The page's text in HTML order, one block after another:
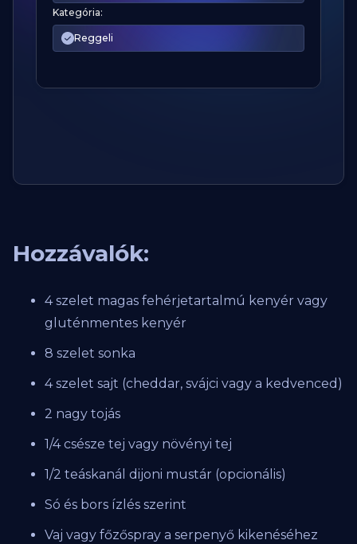
Kategória:
Reggeli
Hozzávalók:
4 szelet magas fehérjetartalmú kenyér vagy
gluténmentes kenyér
8 szelet sonka
4 szelet sajt (cheddar, svájci vagy a kedvenced)
2 nagy tojás
1/4 csésze tej vagy növényi tej
1/2 teáskanál dijoni mustár (opcionális)
Só és bors ízlés szerint
Vaj vagy főzőspray a serpenyő kikenéséhez